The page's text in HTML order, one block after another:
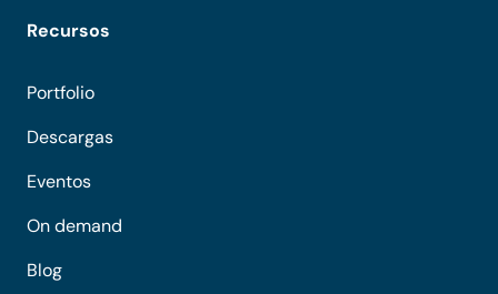
Recursos
Portfolio
Descargas
Eventos
On demand
Blog